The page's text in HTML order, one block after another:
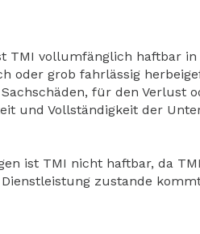
vollumfänglich haftbar
oder grob fahrlässig
für den Verlust
und Vollständigkeit der
ist TMI nicht haftbar, da
zustande